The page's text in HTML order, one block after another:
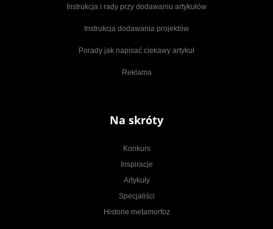
Instrukcja i rady przy dodawaniu artykułów
Instrukcja dodawania projektów
Porady jak napisać ciekawy artykuł
Reklama
Na skróty
Konkurs
Inspiracje
Artykuły
Specjaliści
Historie metamorfoz